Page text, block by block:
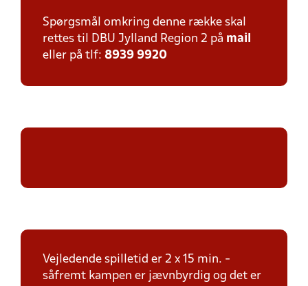
Spørgsmål omkring denne række skal
rettes til DBU Jylland Region 2 på mail
eller på tlf: 8939 9920
Vejledende spilletid er 2 x 15 min. -
såfremt kampen er jævnbyrdig og det er